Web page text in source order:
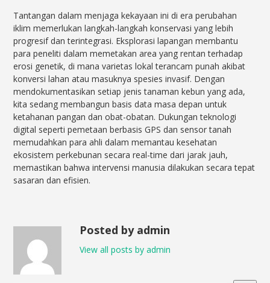
Tantangan dalam menjaga kekayaan ini di era perubahan
iklim memerlukan langkah-langkah konservasi yang lebih
progresif dan terintegrasi. Eksplorasi lapangan membantu
para peneliti dalam memetakan area yang rentan terhadap
erosi genetik, di mana varietas lokal terancam punah akibat
konversi lahan atau masuknya spesies invasif. Dengan
mendokumentasikan setiap jenis tanaman kebun yang ada,
kita sedang membangun basis data masa depan untuk
ketahanan pangan dan obat-obatan. Dukungan teknologi
digital seperti pemetaan berbasis GPS dan sensor tanah
memudahkan para ahli dalam memantau kesehatan
ekosistem perkebunan secara real-time dari jarak jauh,
memastikan bahwa intervensi manusia dilakukan secara tepat
sasaran dan efisien.
Posted by admin
View all posts by admin